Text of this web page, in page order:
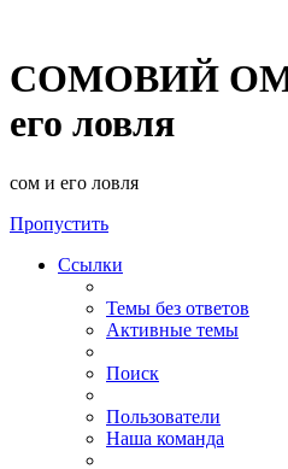
СОМОВИЙ
его ловля
сом и его ловля
Пропустить
Ссылки
Темы без ответов
Активные темы
Поиск
Пользователи
Наша команда